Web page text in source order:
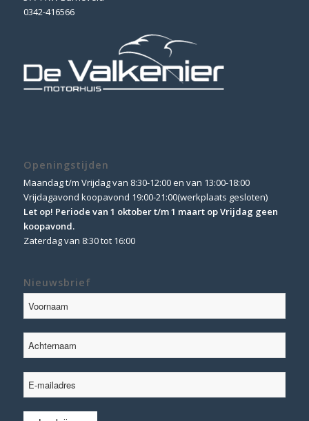
0342-416566
Openingstijden
Maandag t/m Vrijdag van 8:30-12:00 en van 13:00-18:00
Vrijdagavond koopavond 19:00-21:00(werkplaats gesloten)
Let op! Periode van 1 oktober t/m 1 maart op Vrijdag geen
koopavond.
Zaterdag van 8:30 tot 16:00
Nieuwsbrief